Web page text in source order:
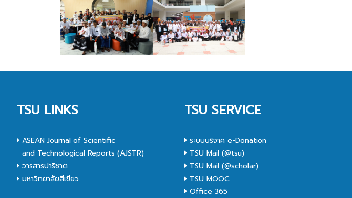
TSU LINKS
ASEAN Journal of Scientific
and Technological Reports (AJSTR)
วารสารปาริชาต
มหาวิทยาลัยสีเขียว
TSU SERVICE
ระบบบริจาค e-Donation
TSU Mail (@tsu)
TSU Mail (@scholar)
TSU MOOC
Office 365